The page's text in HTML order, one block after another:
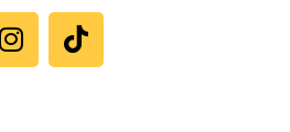
n
s
t
i
k
t